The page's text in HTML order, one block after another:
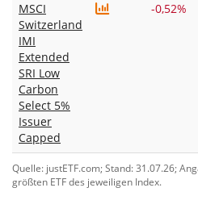
MSCI
Switzerland
IMI
Extended
SRI Low
Carbon
Select 5%
Issuer
Capped
-0,52%
Quelle: justETF.com; Stand: 31.07.26;
größten ETF des jeweiligen Index.